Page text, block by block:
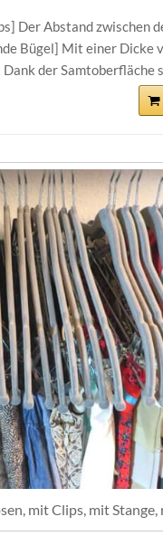
Der Abstand zwischen
Bügel] Mit einer Dicke
der Samtoberfläche
mit Clips, mit